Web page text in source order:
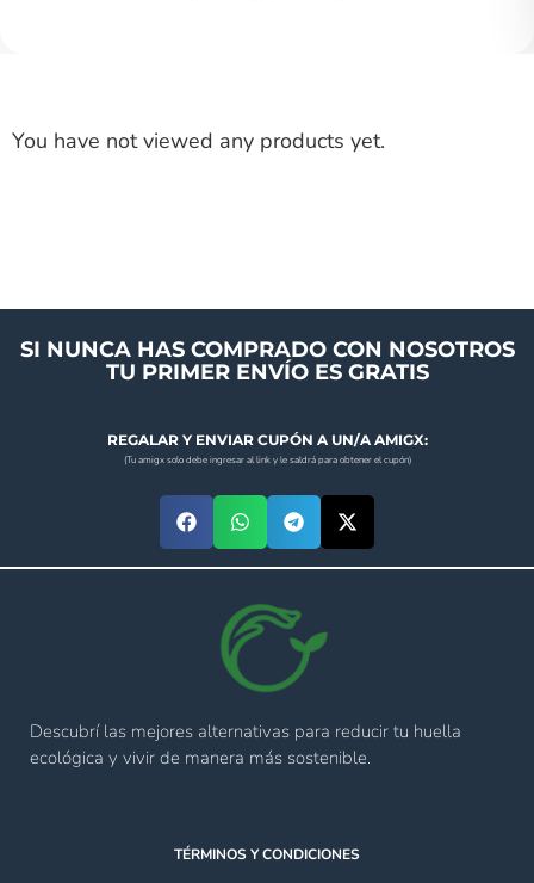
You have not viewed any products yet.
SI NUNCA HAS COMPRADO CON NOSOTROS
TU PRIMER ENVÍO ES GRATIS
REGALAR Y ENVIAR CUPÓN A UN/A AMIGX:
(Tu amigx solo debe ingresar al link y le saldrá para obtener el cupón)
Descubrí las mejores alternativas para reducir tu huella
ecológica y vivir de manera más sostenible.
TÉRMINOS Y CONDICIONES